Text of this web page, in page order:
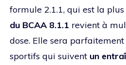
formule 2.1.1, qui est la
du BCAA 8.1.1 revient à
dose. Elle sera
sportifs qui suivent un